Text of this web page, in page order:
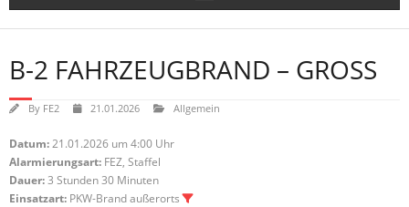
B-2 FAHRZEUGBRAND – GROSS
By FE2 21.01.2026 Allgemein
Datum:21.01.2026 um 4:00 Uhr
Alarmierungsart: FEZ, Staffel
Dauer:3 Stunden 30 Minuten
Einsatzart: PKW-Brand außerorts